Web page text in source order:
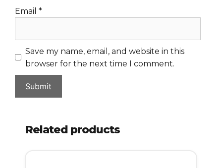
Email *
Save my name, email, and website in this
browser for the next time I comment.
Related products